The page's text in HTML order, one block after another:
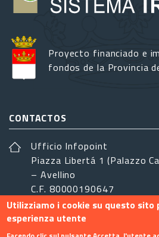
Proyecto financiado e
fondos de la Provincia
CONTACTOS
Ufficio Infopoint
Piazza Libertá 1 (Palazzo
– Avellino
C.F. 80000190647
Utilizziamo i cookie su questo
esperienza utente